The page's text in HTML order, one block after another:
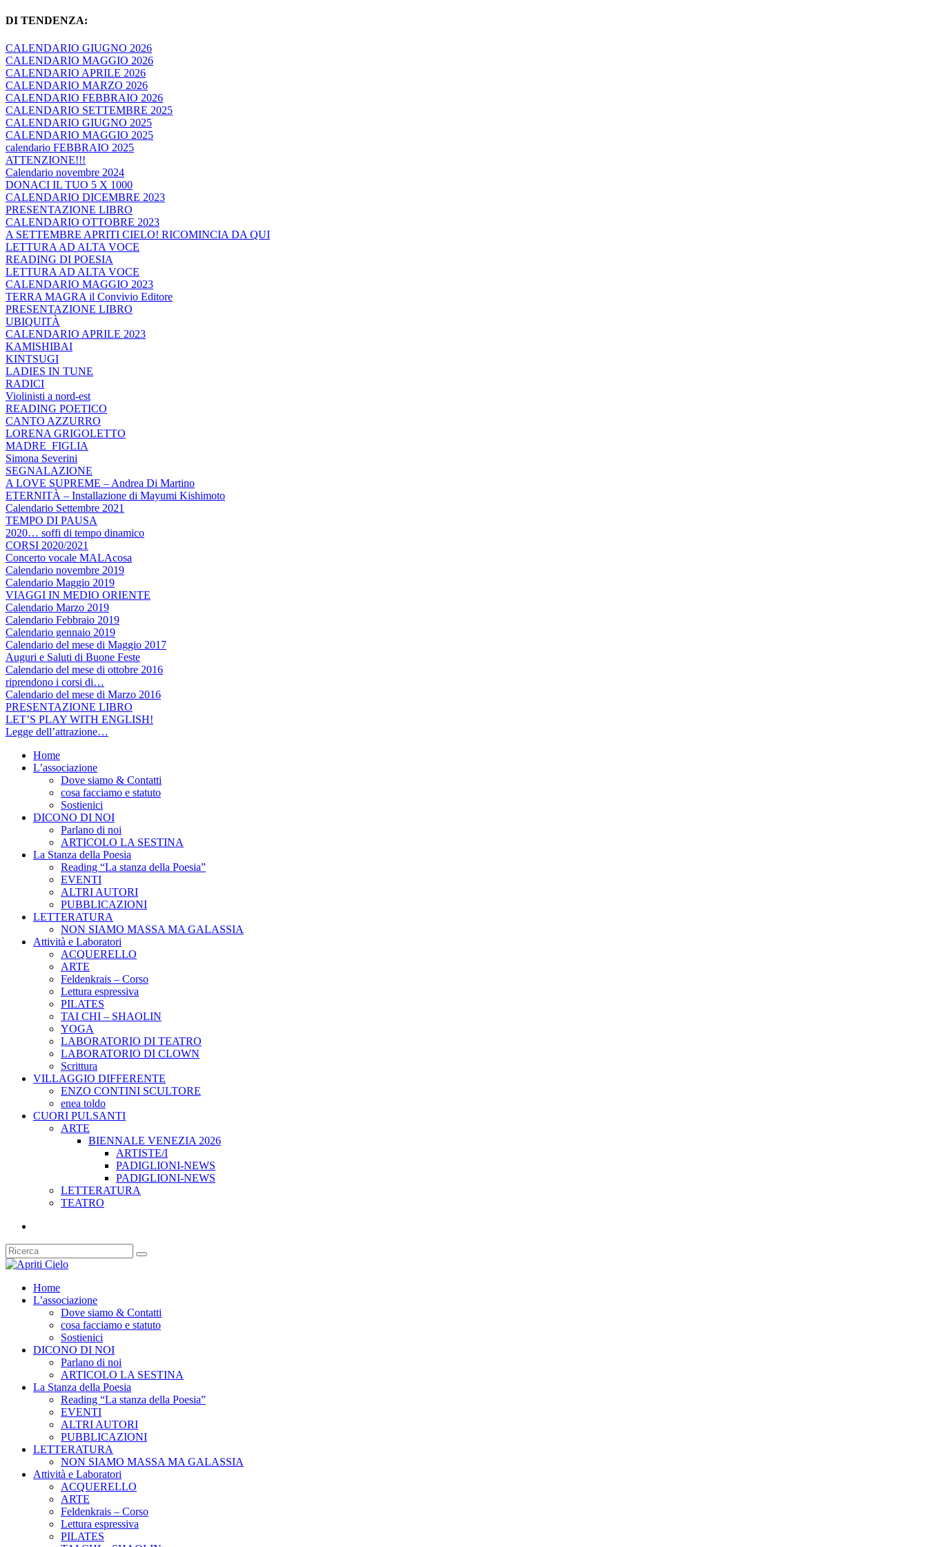
DI TENDENZA:
CALENDARIO GIUGNO 2026
CALENDARIO MAGGIO 2026
CALENDARIO APRILE 2026
CALENDARIO MARZO 2026
CALENDARIO FEBBRAIO 2026
CALENDARIO SETTEMBRE 2025
CALENDARIO GIUGNO 2025
CALENDARIO MAGGIO 2025
calendario FEBBRAIO 2025
ATTENZIONE!!!
Calendario novembre 2024
DONACI IL TUO 5 X 1000
CALENDARIO DICEMBRE 2023
PRESENTAZIONE LIBRO
CALENDARIO OTTOBRE 2023
A SETTEMBRE APRITI CIELO! RICOMINCIA DA QUI
LETTURA AD ALTA VOCE
READING DI POESIA
LETTURA AD ALTA VOCE
CALENDARIO MAGGIO 2023
TERRA MAGRA il Convivio Editore
PRESENTAZIONE LIBRO
UBIQUITÀ
CALENDARIO APRILE 2023
KAMISHIBAI
KINTSUGI
LADIES IN TUNE
RADICI
Violinisti a nord-est
READING POETICO
CANTO AZZURRO
LORENA GRIGOLETTO
MADRE_FIGLIA
Simona Severini
SEGNALAZIONE
A LOVE SUPREME – Andrea Di Martino
ETERNITÀ – Installazione di Mayumi Kishimoto
Calendario Settembre 2021
TEMPO DI PAUSA
2020… soffi di tempo dinamico
CORSI 2020/2021
Concerto vocale MALAcosa
Calendario novembre 2019
Calendario Maggio 2019
VIAGGI IN MEDIO ORIENTE
Calendario Marzo 2019
Calendario Febbraio 2019
Calendario gennaio 2019
Calendario del mese di Maggio 2017
Auguri e Saluti di Buone Feste
Calendario del mese di ottobre 2016
riprendono i corsi di…
Calendario del mese di Marzo 2016
PRESENTAZIONE LIBRO
LET’S PLAY WITH ENGLISH!
Legge dell’attrazione…
Home
L’associazione
Dove siamo & Contatti
cosa facciamo e statuto
Sostienici
DICONO DI NOI
Parlano di noi
ARTICOLO LA SESTINA
La Stanza della Poesia
Reading “La stanza della Poesia”
EVENTI
ALTRI AUTORI
PUBBLICAZIONI
LETTERATURA
NON SIAMO MASSA MA GALASSIA
Attività e Laboratori
ACQUERELLO
ARTE
Feldenkrais – Corso
Lettura espressiva
PILATES
TAI CHI – SHAOLIN
YOGA
LABORATORIO DI TEATRO
LABORATORIO DI CLOWN
Scrittura
VILLAGGIO DIFFERENTE
ENZO CONTINI SCULTORE
enea toldo
CUORI PULSANTI
ARTE
BIENNALE VENEZIA 2026
ARTISTE/I
PADIGLIONI-NEWS
PADIGLIONI-NEWS
LETTERATURA
TEATRO
Home
L’associazione
Dove siamo & Contatti
cosa facciamo e statuto
Sostienici
DICONO DI NOI
Parlano di noi
ARTICOLO LA SESTINA
La Stanza della Poesia
Reading “La stanza della Poesia”
EVENTI
ALTRI AUTORI
PUBBLICAZIONI
LETTERATURA
NON SIAMO MASSA MA GALASSIA
Attività e Laboratori
ACQUERELLO
ARTE
Feldenkrais – Corso
Lettura espressiva
PILATES